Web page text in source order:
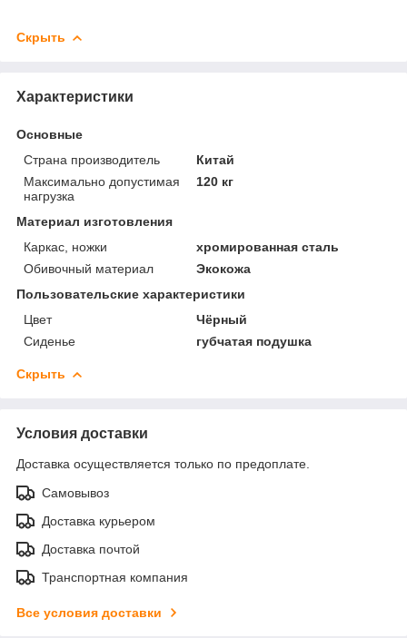
Скрыть
Характеристики
Основные
Страна производитель
Китай
Максимально допустимая
нагрузка
120 кг
Материал изготовления
Каркас, ножки
хромированная сталь
Обивочный материал
Экокожа
Пользовательские характеристики
Цвет
Чёрный
Сиденье
губчатая подушка
Скрыть
Условия доставки
Доставка осуществляется только по предоплате.
Самовывоз
Доставка курьером
Доставка почтой
Транспортная компания
Все условия доставки